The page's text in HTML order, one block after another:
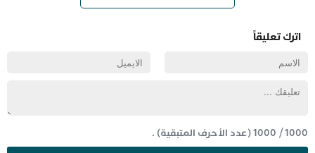
اترك تعليقاً
1000
/
1000(عدد الأحرف المتبقية) .